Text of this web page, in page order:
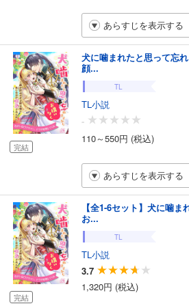
あらすじを表示する
完結
犬に噛まれたと思って忘
顔...
TL
TL小説
-
110～550円 (税込)
あらすじを表示する
完結
【全1-6セット】犬に噛
お...
TL
TL小説
3.7
1,320円 (税込)